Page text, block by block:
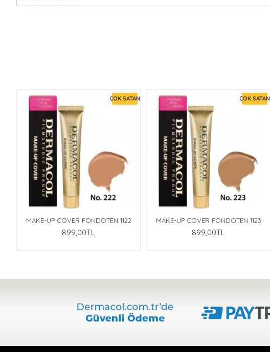
ÇOK SATAN
MAKE-UP COVER FONDÖTEN 1122
899,00TL
ÇOK SATAN
MAKE-UP COVER FONDÖTEN 1123
899,00TL